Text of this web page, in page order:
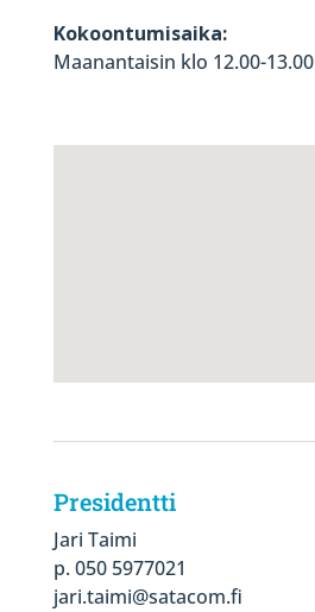
Kokoontumisaika:
Maanantaisin klo 12.00-13.00
Presidentti
Jari Taimi
p. 050 5977021
jari.taimi@satacom.fi